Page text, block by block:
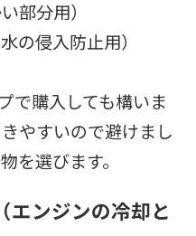
部分用）
の侵入防止用）
で購入しても構いま
やすいので避けまし
を選びます。
エンジンの冷却と